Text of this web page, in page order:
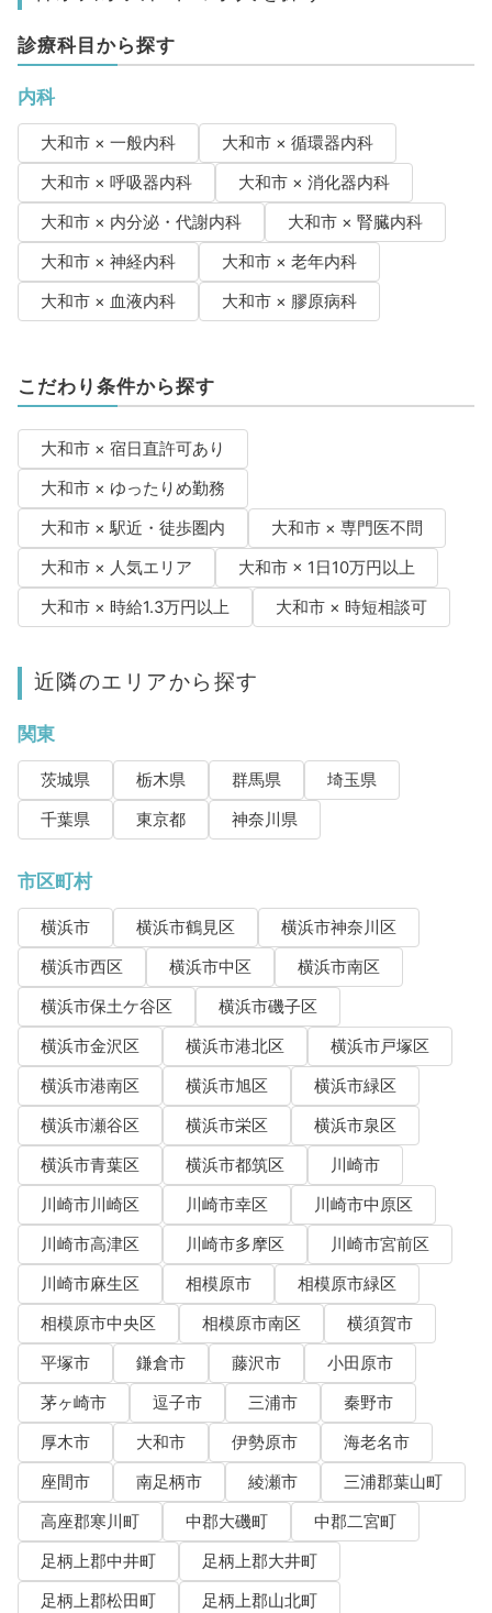
診療科目から探す
内科
大和市 × 一般内科
大和市 × 循環器内科
大和市 × 呼吸器内科
大和市 × 消化器内科
大和市 × 内分泌・代謝内科
大和市 × 腎臓内科
大和市 × 神経内科
大和市 × 老年内科
大和市 × 血液内科
大和市 × 膠原病科
こだわり条件から探す
大和市 × 宿日直許可あり
大和市 × ゆったりめ勤務
大和市 × 駅近・徒歩圏内
大和市 × 専門医不問
大和市 × 人気エリア
大和市 × 1日10万円以上
大和市 × 時給1.3万円以上
大和市 × 時短相談可
近隣のエリアから探す
関東
茨城県 栃木県 群馬県
埼玉県
千葉県
東京都 神奈川県
市区町村
横浜市 横浜市鶴見区
横浜市神奈川区
横浜市西区
横浜市中区
横浜市南区
横浜市保土ケ谷区
横浜市磯子区
横浜市金沢区
横浜市港北区
横浜市戸塚区
横浜市港南区
横浜市旭区
横浜市緑区
横浜市瀬谷区
横浜市栄区
横浜市泉区
横浜市青葉区
横浜市都筑区
川崎市
川崎市川崎区
川崎市幸区
川崎市中原区
川崎市高津区
川崎市多摩区
川崎市宮前区
川崎市麻生区
相模原市
相模原市緑区
相模原市中央区
相模原市南区
横須賀市
平塚市
鎌倉市 藤沢市
小田原市
茅ヶ崎市
逗子市 三浦市
秦野市
厚木市
大和市 伊勢原市
海老名市
座間市
南足柄市 綾瀬市
三浦郡葉山町
高座郡寒川町
中郡大磯町
中郡二宮町
足柄上郡中井町
足柄上郡大井町
足柄上郡松田町
足柄上郡山北町